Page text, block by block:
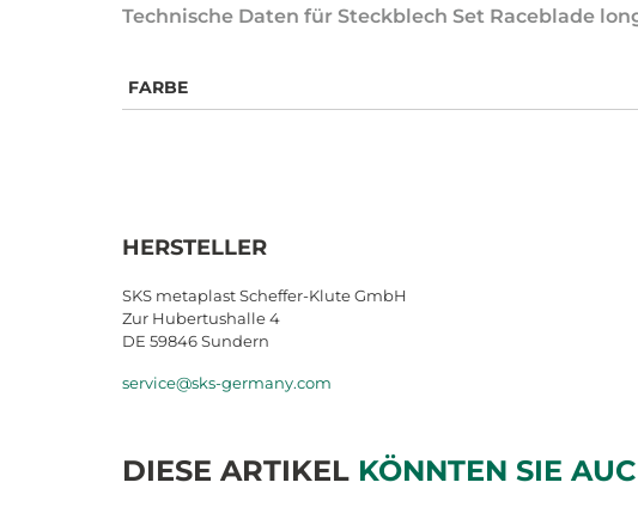
Technische Daten für Steckblech Set Raceblade
FARBE
HERSTELLER
SKS metaplast Scheffer-Klute GmbH
Zur Hubertushalle 4
DE 59846 Sundern
service@sks-germany.com
DIESE ARTIKEL KÖNNTEN SIE